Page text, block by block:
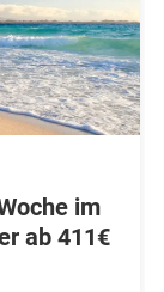
im
ab 411€